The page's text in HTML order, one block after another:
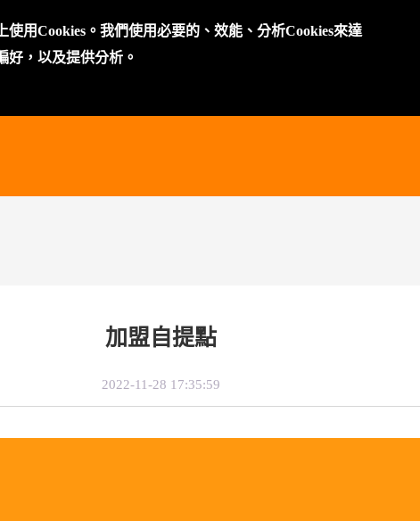
用Cookies。我們使用必要的、效能、分析Cookies來達
好，以及提供分析。
加盟自提點
2022-11-28 17:35:59